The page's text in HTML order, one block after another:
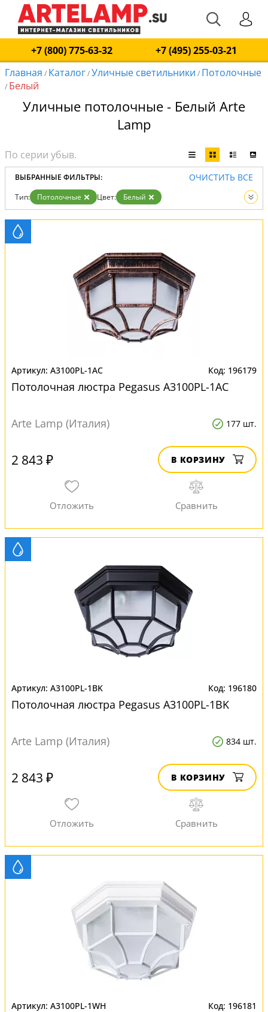
+7 (800) 775-63-32
+7 (495) 255-03-21
Главная / Каталог/Уличные светильники / Потолочные
/ Белый
Уличные потолочные - Белый Arte
Lamp
ВЫБРАННЫЕ ФИЛЬТРЫ: ОЧИСТИТЬ ВСЕ
Тип: Потолочные Цвет:
Белый
Вид:
Уличные светильники
A3100PL-1AC 196179
Потолочная люстра Pegasus A3100PL-1AC
Arte Lamp (Италия) 177 шт.
2 843 ₽ В КОРЗИНУ
A3100PL-1BK 196180
Потолочная люстра Pegasus A3100PL-1BK
Arte Lamp (Италия) 834 шт.
2 843 ₽ В КОРЗИНУ
A3100PL-1WH 196181